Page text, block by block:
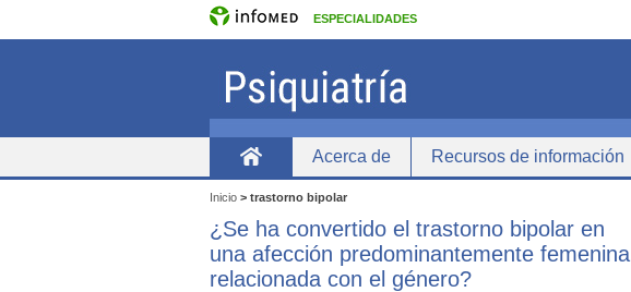
ESPECIALIDADES
Acerca de Recursos de información
Inicio > trastorno bipolar
¿Se ha convertido el trastorno bipolar en
una afección predominantemente femenina
relacionada con el género?